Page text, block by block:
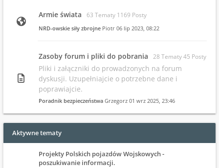
Armie świata 63 Tematy 1169 Posty
NRD-owskie siły zbrojne Piotr 06 lip 2023, 08:22
Zasoby forum i pliki do pobrania 28 Tematy 45 Posty
Pliki i załączniki do prowadzonych na forum
dyskusji. Uzupełniajcie o potrzebne dane i
poprawiajcie.
Poradnik bezpieczeństwa Grzegorz 01 wrz 2025, 23:46
Aktywne tematy
Projekty Polskich pojazdów Wojskowych -
poszukiwanie informacji.